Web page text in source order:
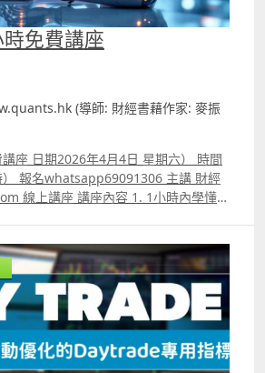
免費講座
(導師: 財經書藉作家: 麥振
座 日期2026年4月4日 星期六） 時間
線上講座 講座內容 1. 1小時內學懂用
寫的交易策略轉為python版本 5.如
寫運用排盤市場深度數據的交易策略
路分析原理講解 報名whatspp